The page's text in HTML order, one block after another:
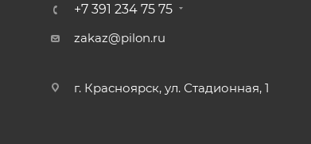
+7 391 234 75 75
zakaz@pilon.ru
г. Красноярск, ул. Стадионная, 1